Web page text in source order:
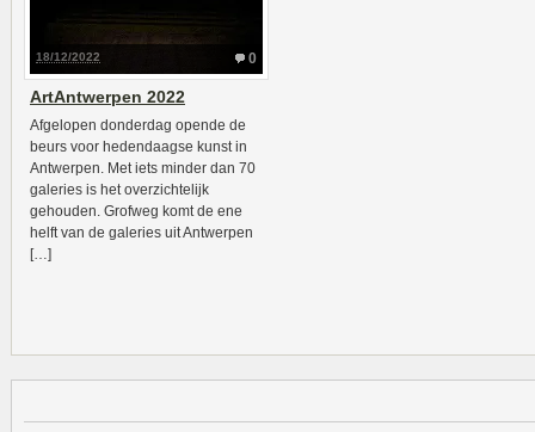
0
18/12/2022
ArtAntwerpen 2022
Afgelopen donderdag opende de
beurs voor hedendaagse kunst in
Antwerpen. Met iets minder dan 70
galeries is het overzichtelijk
gehouden. Grofweg komt de ene
helft van de galeries uit Antwerpen
[…]